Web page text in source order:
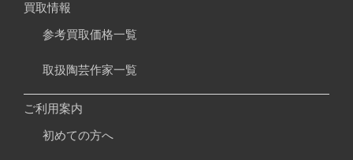
買取情報
参考買取価格一覧
取扱陶芸作家一覧
ご利用案内
初めての方へ